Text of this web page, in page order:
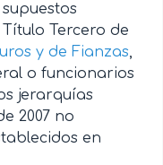
Tercero de
y de Fianzas,
o funcionarios
jerarquías
2007 no
en